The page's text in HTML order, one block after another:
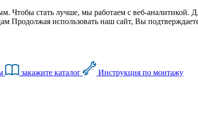
стать лучше, мы работаем с веб-аналитикой.
Продолжая использовать наш сайт, Вы
закажите каталог
Инструкция по монтажу